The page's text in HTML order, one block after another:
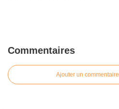
Commentaires
Ajouter un commentaire